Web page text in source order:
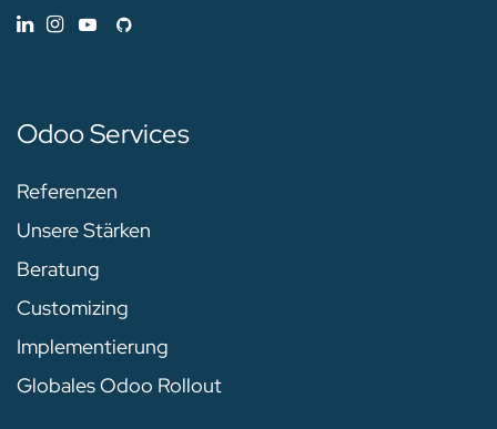
Odoo Services
Referenzen
Unsere Stärken
Beratung
Customizing
Implementierung
Globales Odoo Rollout